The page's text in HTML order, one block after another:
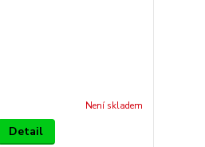
Není skladem
Detail